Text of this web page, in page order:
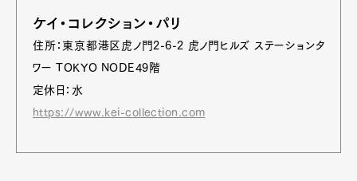
Official Columnist
Contact
Pen Meet
ケイ・コレクション・パリ
住所：東京都港区虎ノ門2-6-2 虎ノ門ヒルズ ステーションタ
ワー TOKYO NODE49階
定休日：水
https://www.kei-collection.com